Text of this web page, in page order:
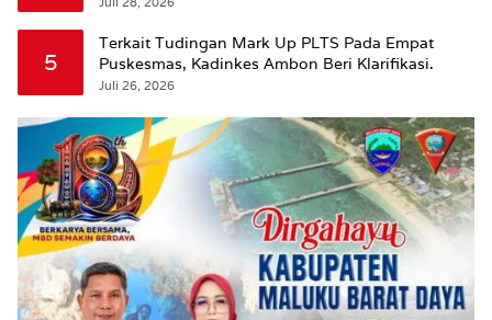
5
Terkait Tudingan Mark Up PLTS Pada Empat
Puskesmas, Kadinkes Ambon Beri Klarifikasi.
Juli 26, 2026